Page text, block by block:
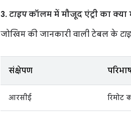
3. टाइपकॉलम में मौजूद एंट्री का क्या
जोखिम की जानकारी वाली टेबल के
संक्षेपण
आरसीई रिमोट